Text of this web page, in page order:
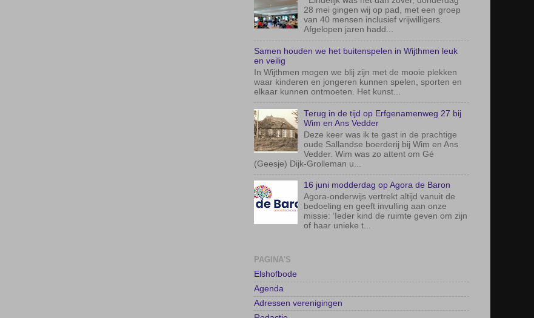
Eindelijk was het dan zover, donderdag
28 mei gingen wij op pad, met een groep
van 40 mensen inclusief vrijwilligers.
Afgelopen jaren hadd...
Samen houden we het buitenspelen in Wijthmen leuk
en veilig
In Wijthmen mogen we blij zijn met de mooie plekken
waar kinderen en jongeren kunnen spelen, sporten en
elkaar kunnen ontmoeten. Het kunst...
Terug in de tijd op Erfgenamenweg 27 bij
Wim en Ans Vedder
Deze keer was ik te gast in de prachtige
oude Sallandse boerderij bij Wim en Ans
Vedder. Wim was zo attent om Gé
(Geesje) Dijk-Grolleman u...
16 juni modderdag op Agora de Baron
Agora-onderwijs vertrekt altijd vanuit de
bedoeling en geeft invulling aan onze
missie: ‘Ieder kind de ruimte geven om zijn
of haar unieke t...
PAGINA'S
Elshofbode
Agenda
Adressen verenigingen